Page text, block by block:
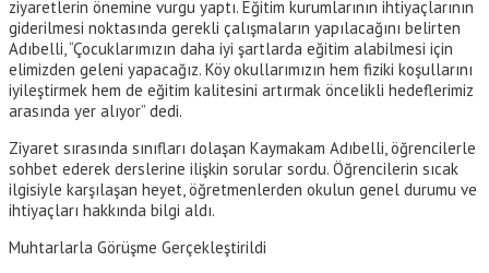
ziyaretlerin önemine vurgu yaptı. Eğitim kurumlarının ihtiyaçlarının
giderilmesi noktasında gerekli çalışmaların yapılacağını belirten
Adıbelli, “Çocuklarımızın daha iyi şartlarda eğitim alabilmesi için
elimizden geleni yapacağız. Köy okullarımızın hem fiziki koşullarını
iyileştirmek hem de eğitim kalitesini artırmak öncelikli hedeflerimiz
arasında yer alıyor” dedi.
Ziyaret sırasında sınıfları dolaşan Kaymakam Adıbelli, öğrencilerle
sohbet ederek derslerine ilişkin sorular sordu. Öğrencilerin sıcak
ilgisiyle karşılaşan heyet, öğretmenlerden okulun genel durumu ve
ihtiyaçları hakkında bilgi aldı.
Muhtarlarla Görüşme Gerçekleştirildi